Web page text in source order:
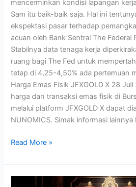
mencerminkan kondisi lapangan
Sam itu baik-baik saja. Hal ini
ekspektasi pasar terhadap
acuan oleh Bank Sentral The Federal
Stabilnya data tenaga kerja
ruang bagi The Fed untuk
tetap di 4,25-4,50% ada pertemuan
Harga Emas Fisik JFXGOLD X 28
harga dan transaksi emas fisik di
melalui platform JFXGOLD X dapat
NUNOMICS. Simak informasi
Read More »